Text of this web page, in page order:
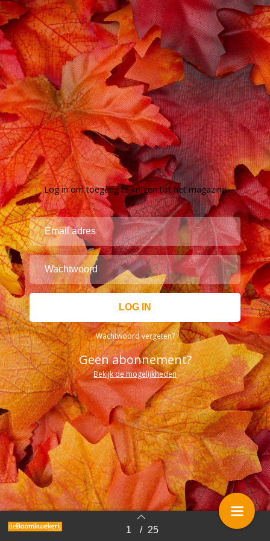
Log in om toegang te krijgen tot het magazine
Wachtwoord vergeten?
Geen abonnement?
Bekijk de mogelijkheden
Terug naar overzicht 1 / 25